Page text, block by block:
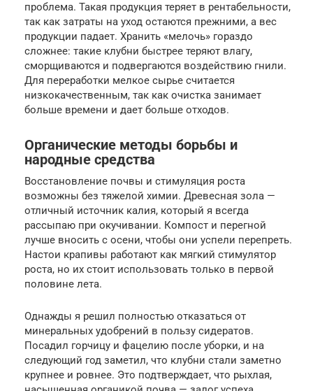
проблема. Такая продукция теряет в рентабельности,
так как затраты на уход остаются прежними, а вес
продукции падает. Хранить «мелочь» гораздо
сложнее: такие клубни быстрее теряют влагу,
сморщиваются и подвергаются воздействию гнили.
Для переработки мелкое сырье считается
низкокачественным, так как очистка занимает
больше времени и дает больше отходов.
Органические методы борьбы и
народные средства
Восстановление почвы и стимуляция роста
возможны без тяжелой химии. Древесная зола —
отличный источник калия, который я всегда
рассыпаю при окучивании. Компост и перегной
лучше вносить с осени, чтобы они успели перепреть.
Настои крапивы работают как мягкий стимулятор
роста, но их стоит использовать только в первой
половине лета.
Однажды я решил полностью отказаться от
минеральных удобрений в пользу сидератов.
Посадил горчицу и фацелию после уборки, и на
следующий год заметил, что клубни стали заметно
крупнее и ровнее. Это подтверждает, что рыхлая,